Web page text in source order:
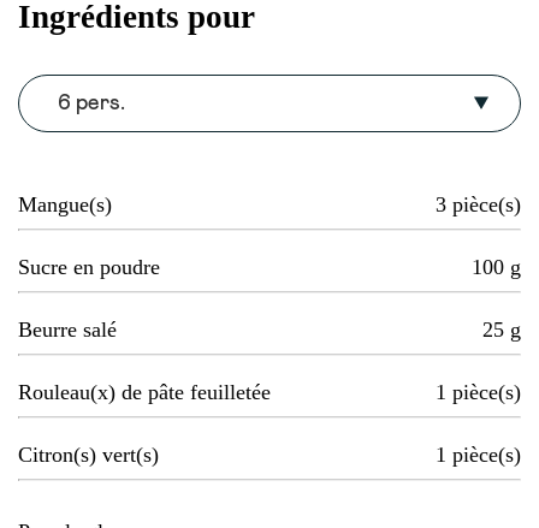
Ingrédients pour
6 pers.
Mangue(s) 3 pièce(s)
Sucre en poudre 100 g
Beurre salé 25 g
Rouleau(x) de pâte feuilletée 1 pièce(s)
Citron(s) vert(s) 1 pièce(s)